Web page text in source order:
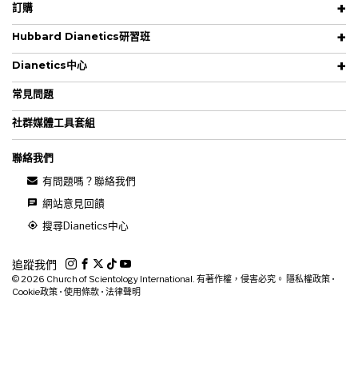
訂購
Hubbard Dianetics研習班
Dianetics中心
常見問題
社群媒體工具套組
聯絡我們
有問題嗎？聯絡我們
網站意見回饋
搜尋Dianetics中心
追蹤我們
© 2026 Church of Scientology International. 有著作權，侵害必究。 隱私權政策 •
Cookie政策 • 使用條款 • 法律聲明